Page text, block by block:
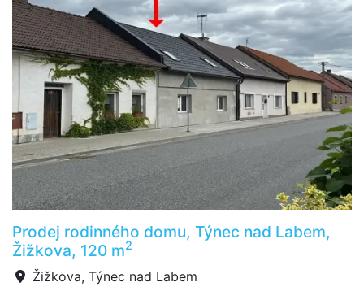
Prodej rodinného domu, Týnec nad Labem,
Žižkova, 120 m2
Žižkova, Týnec nad Labem